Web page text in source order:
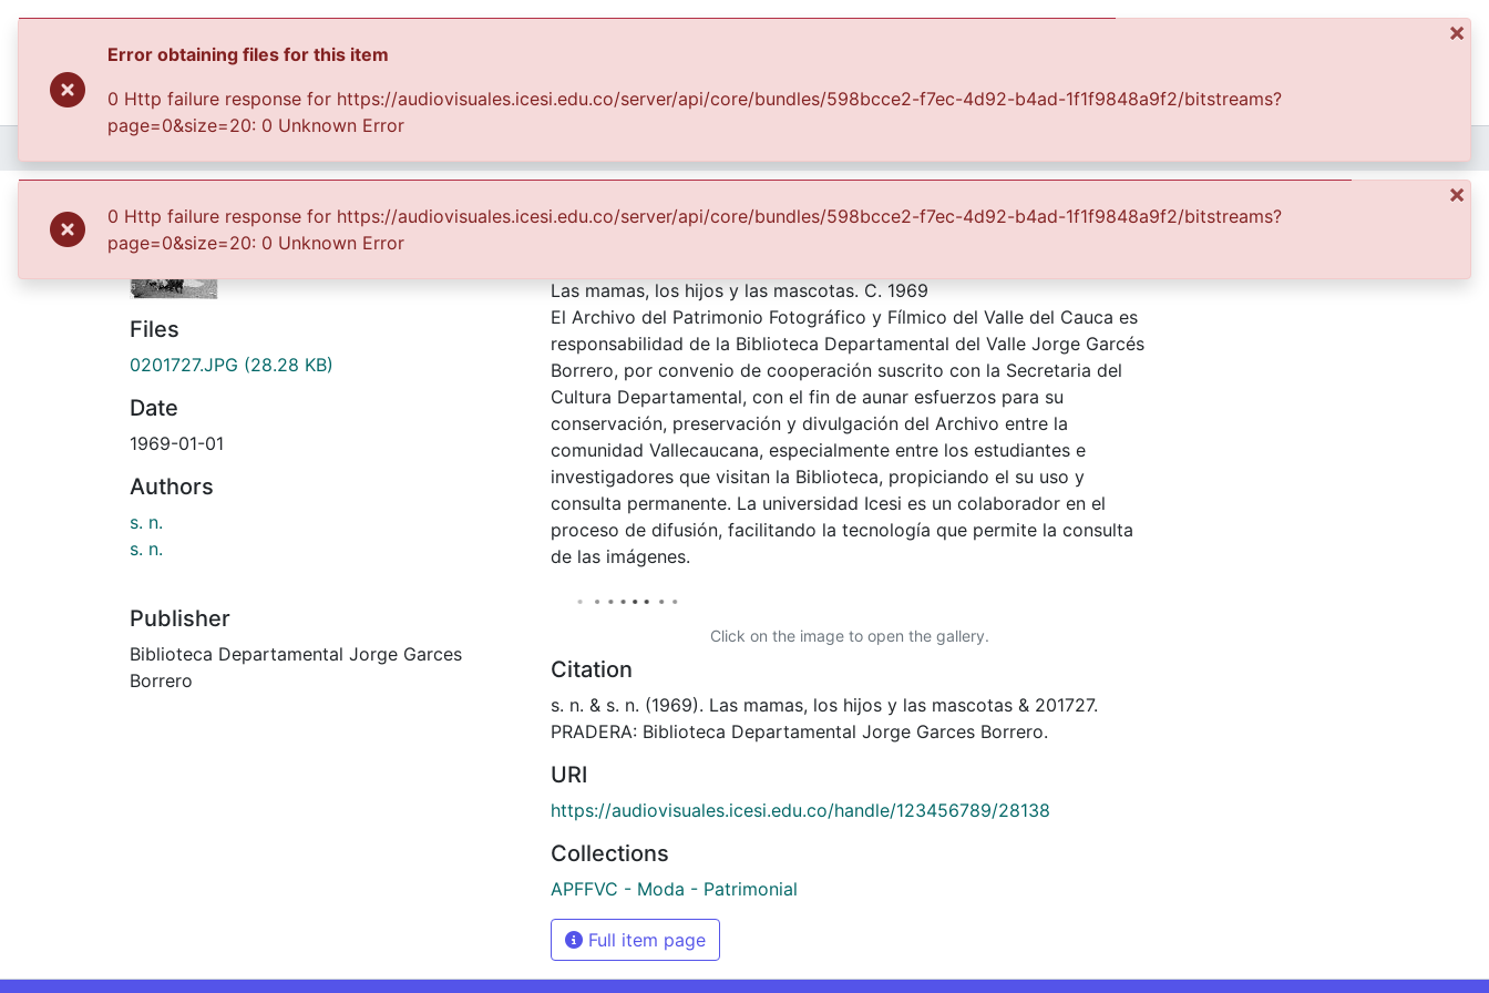
Las mamas, los hijos y las mascotas
Files
0201727.JPG (28.28 KB)
Date
1969-01-01
Authors
s. n.
s. n.
Publisher
Biblioteca Departamental Jorge Garces
Borrero
Las mamas, los hijos y las mascotas. C. 1969
El Archivo del Patrimonio Fotográfico y Fílmico del Valle del Cauca es
responsabilidad de la Biblioteca Departamental del Valle Jorge Garcés
Borrero, por convenio de cooperación suscrito con la Secretaria del
Cultura Departamental, con el fin de aunar esfuerzos para su
conservación, preservación y divulgación del Archivo entre la
comunidad Vallecaucana, especialmente entre los estudiantes e
investigadores que visitan la Biblioteca, propiciando el su uso y
consulta permanente. La universidad Icesi es un colaborador en el
proceso de difusión, facilitando la tecnología que permite la consulta
de las imágenes.
Click on the image to open the gallery.
Citation
s. n. & s. n. (1969). Las mamas, los hijos y las mascotas & 201727.
PRADERA: Biblioteca Departamental Jorge Garces Borrero.
URI
https://audiovisuales.icesi.edu.co/handle/123456789/28138
Collections
APFFVC - Moda - Patrimonial
Full item page
×
Error obtaining files for this item
0 Http failure response for https://audiovisuales.icesi.edu.co/server/api/core/bundles/598bcce2-f7ec-4d92-b4ad-1f1f9848a9f2/bitstreams?
page=0&size=20: 0 Unknown Error
×
0 Http failure response for https://audiovisuales.icesi.edu.co/server/api/core/bundles/598bcce2-f7ec-4d92-b4ad-1f1f9848a9f2/bitstreams?
page=0&size=20: 0 Unknown Error